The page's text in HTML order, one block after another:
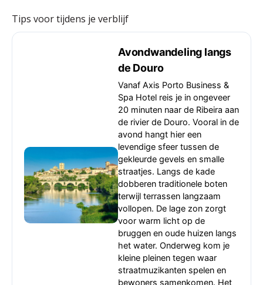
Tips voor tijdens je verblijf
Avondwandeling langs
de Douro
Vanaf Axis Porto Business &
Spa Hotel reis je in ongeveer
20 minuten naar de Ribeira aan
de rivier de Douro. Vooral in de
avond hangt hier een
levendige sfeer tussen de
gekleurde gevels en smalle
straatjes. Langs de kade
dobberen traditionele boten
terwijl terrassen langzaam
vollopen. De lage zon zorgt
voor warm licht op de
bruggen en oude huizen langs
het water. Onderweg kom je
kleine pleinen tegen waar
straatmuzikanten spelen en
bewoners samenkomen. Het